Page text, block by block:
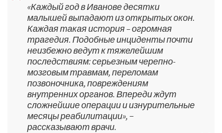
«Каждый год в Иванове десятки
малышей выпадают из открытых окон.
Каждая такая история – огромная
трагедия. Подобные инциденты почти
неизбежно ведут к тяжелейшим
последствиям: серьезным черепно-
мозговым травмам, переломам
позвоночника, повреждениям
внутренних органов. Впереди ждут
сложнейшие операции и изнурительные
месяцы реабилитации», −
рассказывают врачи.